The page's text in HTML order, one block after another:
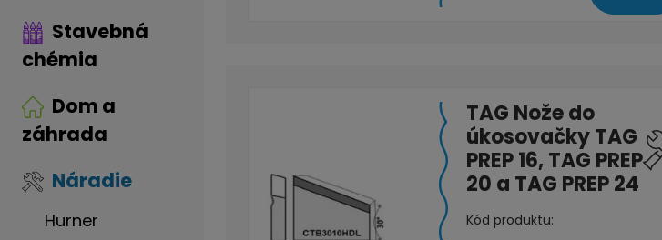
Stavebná
chémia
Dom a
záhrada
Náradie
Hurner
TAG Nože do
úkosovačky TAG
PREP 16, TAG PREP
20 a TAG PREP 24
Kód produktu: